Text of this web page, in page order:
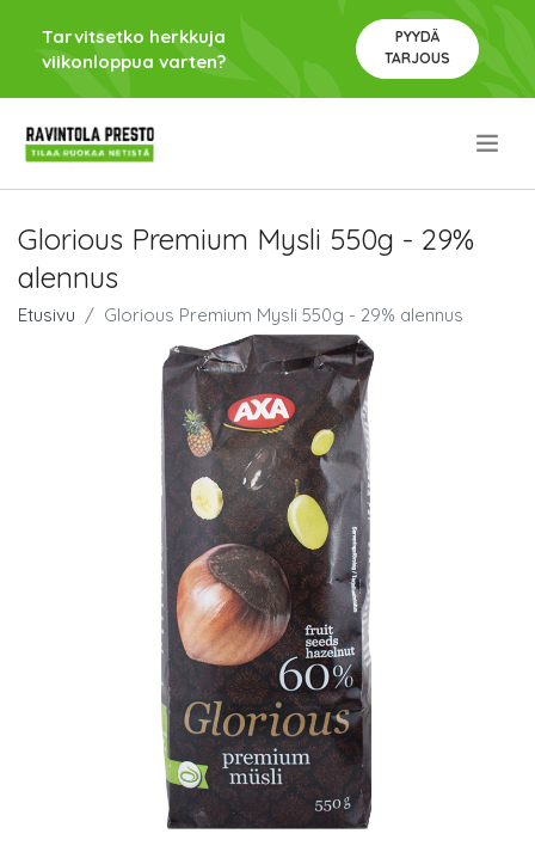
Tarvitsetko herkkuja
viikonloppua varten?
PYYDÄ
TARJOUS
Glorious Premium Mysli 550g - 29%
alennus
Etusivu Glorious Premium Mysli 550g - 29% alennus